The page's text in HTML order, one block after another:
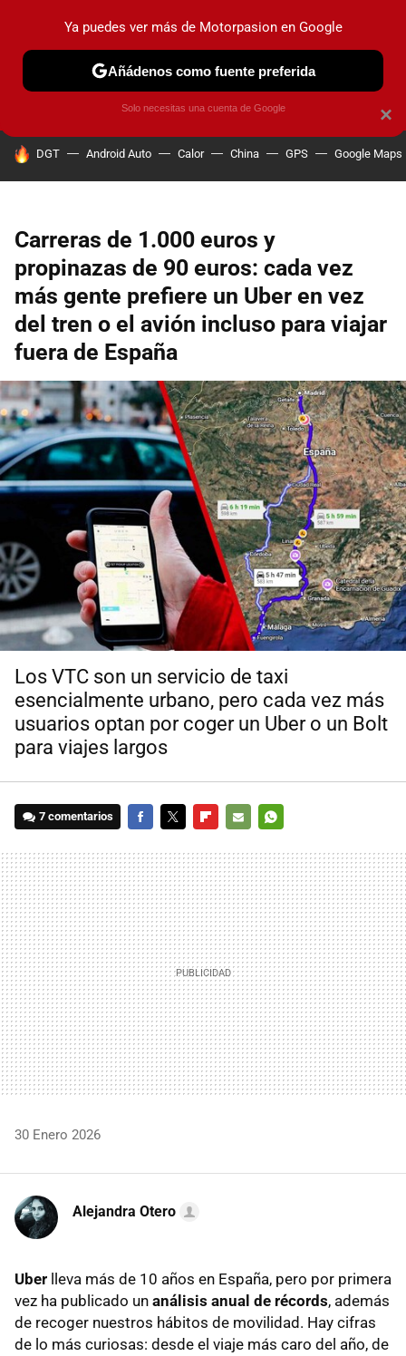
PRUEBAS COCHES ELÉCTRICOS OBSERVATORIO
HOY SE HABLA DE
DGT Android Auto Calor China GPS Google Maps
Carreras de 1.000 euros y
propinazas de 90 euros: cada vez
más gente prefiere un Uber en vez
del tren o el avión incluso para viajar
fuera de España
Los VTC son un servicio de taxi
esencialmente urbano, pero cada vez más
usuarios optan por coger un Uber o un Bolt
para viajes largos
7 comentarios
MAIL
30 Enero 2026
Alejandra Otero
Uber lleva más de 10 años en España, pero por primera
vez ha publicado un análisis anual de récords, además
de recoger nuestros hábitos de movilidad. Hay cifras
de lo más curiosas: desde el viaje más caro del año, de
×
Ya puedes ver más de Motorpasion en Google
Añádenos como fuente preferida
Solo necesitas una cuenta de Google